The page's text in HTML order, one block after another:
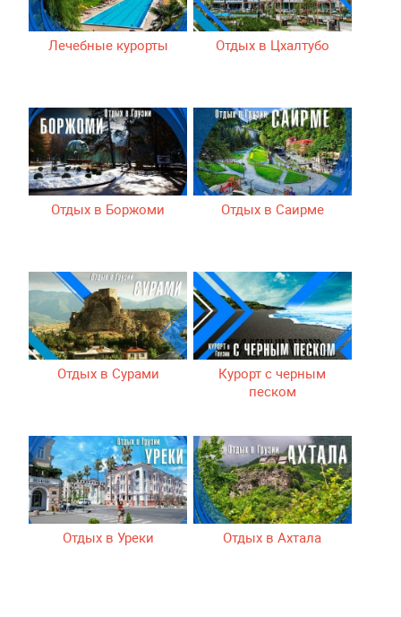
Лечебные курорты Отдых в Цхалтубо
Отдых в Боржоми Отдых в Саирме
Отдых в Сурами
Курорт с черным
песком
Отдых в Уреки Отдых в Ахтала